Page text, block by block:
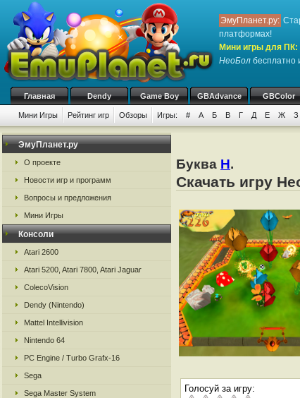
ЭмуПланет.ру:
платформах!
Мини игры для ПК:
НеоБол бесплатно
Главная Dendy Game Boy GBAdvance GBColor
Мини Игры Рейтинг игр Обзоры Игры: # А Б В Г Д Е Ж З
ЭмуПланет.ру
О проекте
Новости игр и программ
Вопросы и предложения
Мини Игры
Консоли
Atari 2600
Atari 5200, Atari 7800, Atari Jaguar
ColecoVision
Dendy (Nintendo)
Mattel Intellivision
Nintendo 64
PC Engine / Turbo Grafx-16
Sega
Sega Master System
Буква Н.
Скачать игру
Голосуй за игру: